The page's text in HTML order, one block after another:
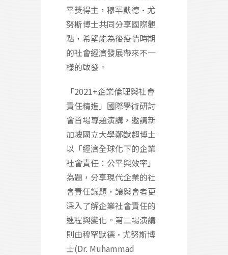
平獎得主，穆罕默德·尤
努斯博士共同分享國際觀
點，希望能為後疫情時期
的社會經濟發展帶來不一
樣的啟發。
「2021+企業倫理與社會
責任精進」國際學術研討
會首場專題演講，邀請新
加坡國立大學鄭猷超博士
以「經濟全球化下的企業
社會責任：公平與效率」
為題，分享現代企業的社
會責任議題，讓與會者更
深入了解企業社會責任的
進程與變化。第二場演講
則由穆罕默德·尤努斯博
士(Dr. Muhammad